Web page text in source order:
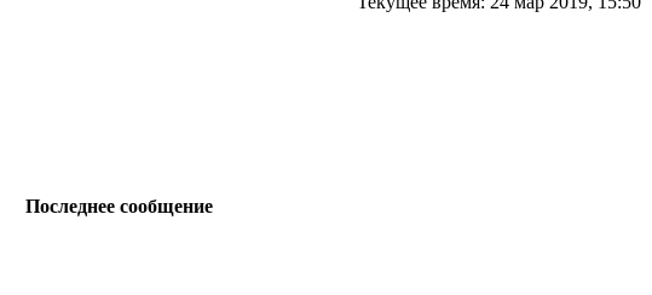
Последнее сообщение